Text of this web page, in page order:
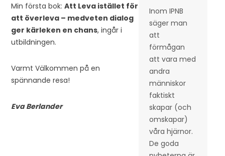
Min första bok:Att Leva istället för
att överleva – medveten dialog
ger kärleken en chans, ingår i
utbildningen.
Varmt Välkommen på en
spännande resa!
Eva Berlander
Inom IPNB
säger man
att
förmågan
att vara med
andra
människor
faktiskt
skapar (och
omskapar)
våra hjärnor.
De goda